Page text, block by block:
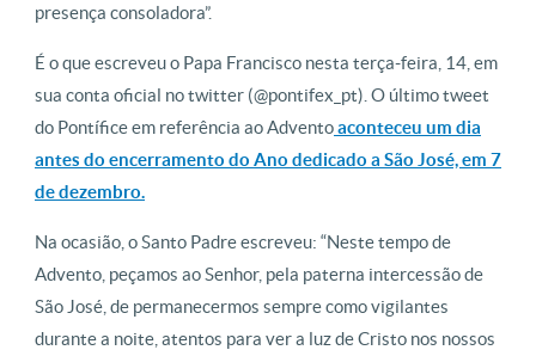
presença consoladora”.
É o que escreveu o Papa Francisco nesta terça-feira, 14, em
sua conta oficial no twitter (@pontifex_pt). O último tweet
do Pontífice em referência ao Adventoaconteceu um dia
antes do encerramento do Ano dedicado a São José, em 7
de dezembro.
Na ocasião, o Santo Padre escreveu: “Neste tempo de
Advento, peçamos ao Senhor, pela paterna intercessão de
São José, de permanecermos sempre como vigilantes
durante a noite, atentos para ver a luz de Cristo nos nossos